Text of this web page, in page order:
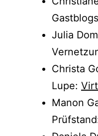
Julia
Christa
Lupe:
Manon